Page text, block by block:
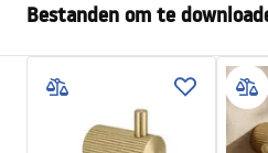
Materiaal
Montagewijze
Breedte
72
Bestanden om te
Garantievoorwaarden